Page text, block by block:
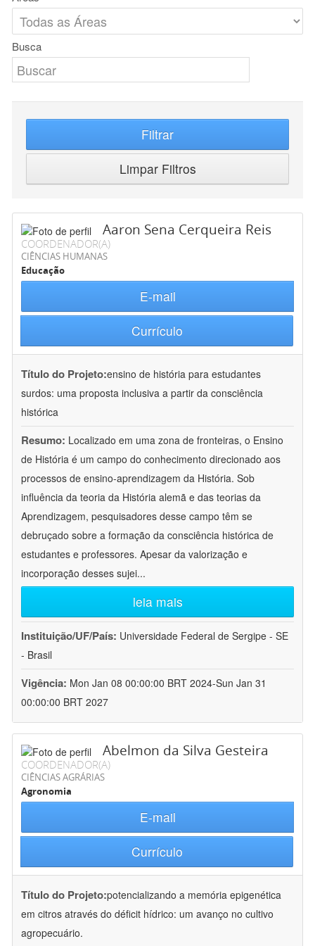
Busca
Filtrar
Limpar Filtros
Aaron Sena Cerqueira Reis
COORDENADOR(A)
CIÊNCIAS HUMANAS
Educação
E-mail
Currículo
Título do Projeto:ensino de história para estudantes
surdos: uma proposta inclusiva a partir da consciência
histórica
Resumo: Localizado em uma zona de fronteiras, o Ensino
de História é um campo do conhecimento direcionado aos
processos de ensino-aprendizagem da História. Sob
influência da teoria da História alemã e das teorias da
Aprendizagem, pesquisadores desse campo têm se
debruçado sobre a formação da consciência histórica de
estudantes e professores. Apesar da valorização e
incorporação desses sujei...
leia mais
Instituição/UF/País: Universidade Federal de Sergipe - SE
- Brasil
Vigência: Mon Jan 08 00:00:00 BRT 2024-Sun Jan 31
00:00:00 BRT 2027
Abelmon da Silva Gesteira
COORDENADOR(A)
CIÊNCIAS AGRÁRIAS
Agronomia
E-mail
Currículo
Título do Projeto:potencializando a memória epigenética
em citros através do déficit hídrico: um avanço no cultivo
agropecuário.